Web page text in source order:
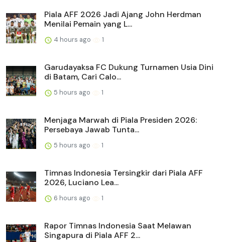
Piala AFF 2026 Jadi Ajang John Herdman
Menilai Pemain yang L...
4 hours ago 1
Garudayaksa FC Dukung Turnamen Usia Dini
di Batam, Cari Calo...
5 hours ago 1
Menjaga Marwah di Piala Presiden 2026:
Persebaya Jawab Tunta...
5 hours ago 1
Timnas Indonesia Tersingkir dari Piala AFF
2026, Luciano Lea...
6 hours ago 1
Rapor Timnas Indonesia Saat Melawan
Singapura di Piala AFF 2...